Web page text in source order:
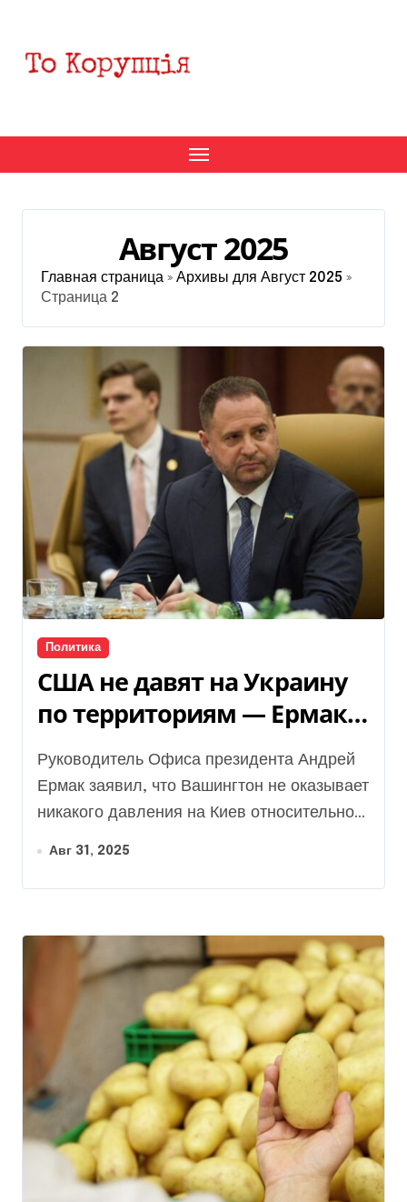
содержанию
Август 2025
Главная страница » Архивы для Август 2025 »
Страница 2
Политика
США не давят на Украину
по территориям — Ермак
после встречи с
Виткоффом
Руководитель Офиса президента Андрей
Ермак заявил, что Вашингтон не оказывает
никакого давления на Киев относительно...
Авг 31, 2025